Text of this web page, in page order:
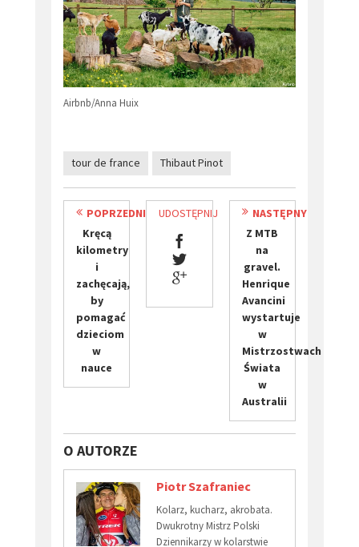
Airbnb/Anna Huix
tour de france Thibaut Pinot
POPRZEDNI
​Kręcą
kilometry
i
zachęcają,
by
pomagać
dzieciom
w
nauce
UDOSTĘPNIJ
NASTĘPNY
Z MTB
na
gravel.
Henrique
Avancini
wystartuje
w
Mistrzostwach
Świata
w
Australii
O AUTORZE
Piotr Szafraniec
Kolarz, kucharz, akrobata.
Dwukrotny Mistrz Polski
Dziennikarzy w kolarstwie